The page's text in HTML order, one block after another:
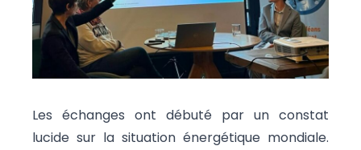
Les échanges ont débuté par un constat
lucide sur la situation énergétique mondiale.